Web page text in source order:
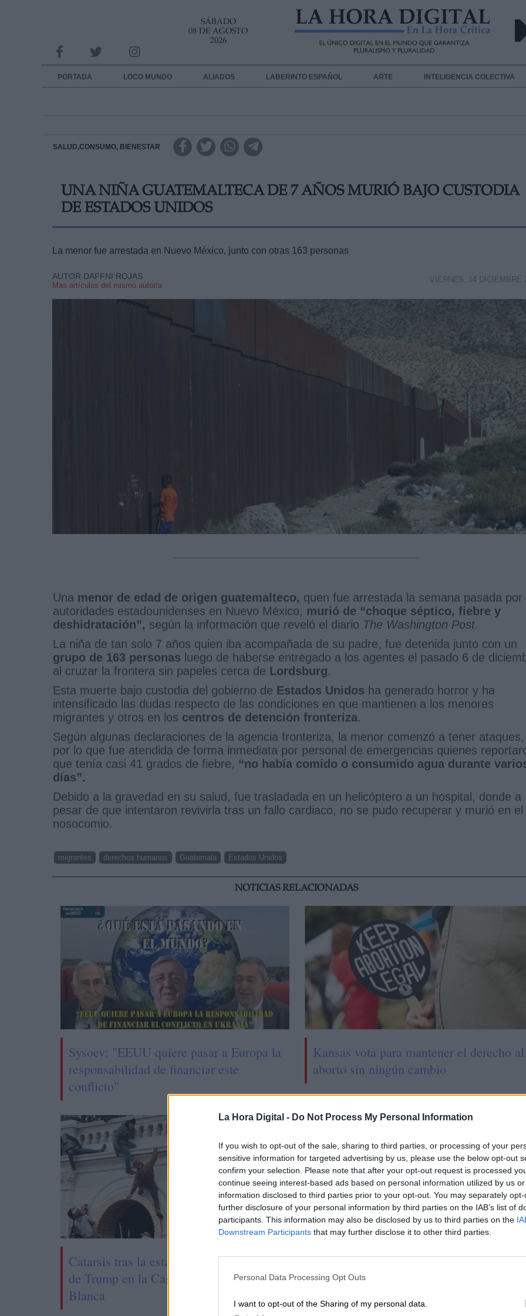
La Hora Digital - Do Not Process My Personal Information
If you wish to opt-out of the sale, sharing to third parties, or processing of your
sensitive information for targeted advertising by us, please use the below opt-out
confirm your selection. Please note that after your opt-out request is processed
continue seeing interest-based ads based on personal information utilized by us
information disclosed to third parties prior to your opt-out. You may separately
further disclosure of your personal information by third parties on the IAB’s list of
participants. This information may also be disclosed by us to third parties on the
Downstream Participants that may further disclose it to other third parties.
Personal Data Processing Opt Outs
I want to opt-out of the Sharing of my personal data.
SÁBADO
08 DE AGOSTO
2026
PORTADA LOCO MUNDO ALIADOS LABERINTO ESPAÑOL ARTE INTELIGENCIA COLECTIVA
SALUD,CONSUMO, BIENESTAR
UNA NIÑA GUATEMALTECA DE 7 AÑOS MURIÓ BAJO CUSTODIA
DE ESTADOS UNIDOS
La menor fue arrestada en Nuevo México, junto con otras 163 personas
AUTOR DAFFNI ROJAS
Mas artículos del mismo autor/a
VIERNES, 14 DICIEMBRE
Una menor de edad de origen guatemalteco, quen fue arrestada la semana pasada por
autoridades estadounidenses en Nuevo México, murió de “choque séptico, fiebre y
deshidratación”, según la información que reveló el diario The Washington Post.
La niña de tan solo 7 años quien iba acompañada de su padre, fue detenida junto con un
grupo de 163 personas luego de haberse entregado a los agentes el pasado 6 de
al cruzar la frontera sin papeles cerca de Lordsburg.
Esta muerte bajo custodia del gobierno de Estados Unidos ha generado horror y ha
intensificado las dudas respecto de las condiciones en que mantienen a los menores
migrantes y otros en los centros de detención fronteriza.
Según algunas declaraciones de la agencia fronteriza, la menor comenzó a tener ataques,
por lo que fue atendida de forma inmediata por personal de emergencias quienes
que tenía casi 41 grados de fiebre, “no había comido o consumido agua durante
días”.
Debido a la gravedad en su salud, fue trasladada en un helicóptero a un hospital, donde a
pesar de que intentaron revivirla tras un fallo cardiaco, no se pudo recuperar y murió en el
nosocomio.
migrantes derechos humanos Guatemala Estados Unidos
NOTICIAS RELACIONADAS
Sysoev: "EEUU quiere pasar a Europa la
responsabilidad de financiar este
conflicto"
Kansas vota para mantener el derecho al
aborto sin ningún cambio
Catarsis tras la estancia
de Trump en la Casa
Blanca
Republicanos y
demócratas se unen para
armas en Estados Unidos
Un tiroteo en Tennessee
INFORMACION SOBRE LA PROTECCIÓN DE TUS DATOS
Responsable:
Destinatarios:
link
Información adicional
link